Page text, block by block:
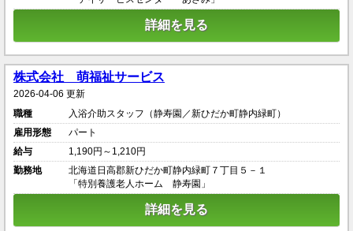
詳細を見る
株式会社 萌福祉サービス
2026-04-06 更新
職種
入浴介助スタッフ（静寿園／新ひだか町静内緑町）
雇用形態
パート
給与
1,190円～1,210円
勤務地
北海道日高郡新ひだか町静内緑町７丁目５－１
「特別養護老人ホーム 静寿園」
詳細を見る